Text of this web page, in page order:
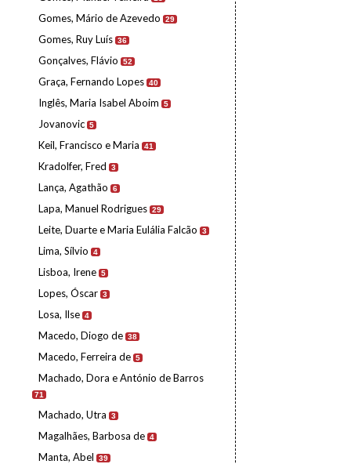
Gomes, Mário de Azevedo 29
Gomes, Ruy Luís 36
Gonçalves, Flávio 52
Graça, Fernando Lopes 40
Inglês, Maria Isabel Aboim 5
Jovanovic 5
Keil, Francisco e Maria 41
Kradolfer, Fred 3
Lança, Agathão 6
Lapa, Manuel Rodrigues 29
Leite, Duarte e Maria Eulália Falcão 3
Lima, Sílvio 4
Lisboa, Irene 5
Lopes, Óscar 3
Losa, Ilse 4
Macedo, Diogo de 38
Macedo, Ferreira de 5
Machado, Dora e António de Barros
71
Machado, Utra 3
Magalhães, Barbosa de 4
Manta, Abel 39